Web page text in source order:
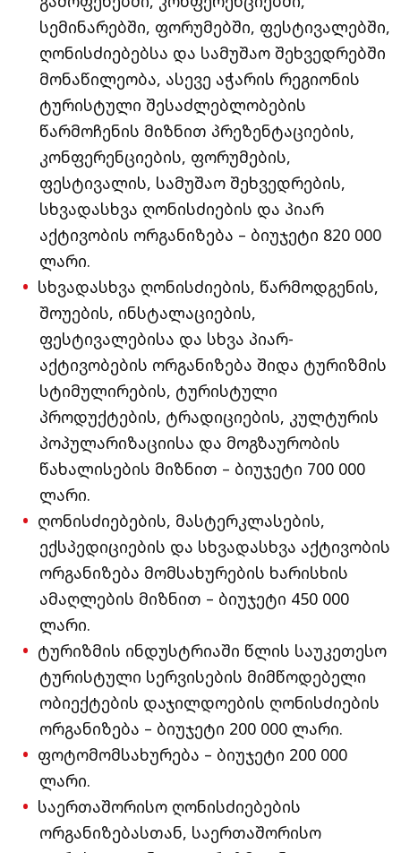
სემინარებში, ფორუმებში, ფესტივალებში,
ღონისძიებებსა და სამუშაო შეხვედრებში
მონაწილეობა, ასევე აჭარის რეგიონის
ტურისტული შესაძლებლობების
წარმოჩენის მიზნით პრეზენტაციების,
კონფერენციების, ფორუმების,
ფესტივალის, სამუშაო შეხვედრების,
სხვადასხვა ღონისძიების და პიარ
აქტივობის ორგანიზება – ბიუჯეტი 820 000
ლარი.
სხვადასხვა ღონისძიების, წარმოდგენის,
შოუების, ინსტალაციების,
ფესტივალებისა და სხვა პიარ-
აქტივობების ორგანიზება შიდა ტურიზმის
სტიმულირების, ტურისტული
პროდუქტების, ტრადიციების, კულტურის
პოპულარიზაციისა და მოგზაურობის
წახალისების მიზნით – ბიუჯეტი 700 000
ლარი.
ღონისძიებების, მასტერკლასების,
ექსპედიციების და სხვადასხვა აქტივობის
ორგანიზება მომსახურების ხარისხის
ამაღლების მიზნით – ბიუჯეტი 450 000
ლარი.
ტურიზმის ინდუსტრიაში წლის საუკეთესო
ტურისტული სერვისების მიმწოდებელი
ობიექტების დაჯილდოების ღონისძიების
ორგანიზება – ბიუჯეტი 200 000 ლარი.
ფოტომომსახურება – ბიუჯეტი 200 000
ლარი.
საერთაშორისო ღონისძიებების
ორგანიზებასთან, საერთაშორისო